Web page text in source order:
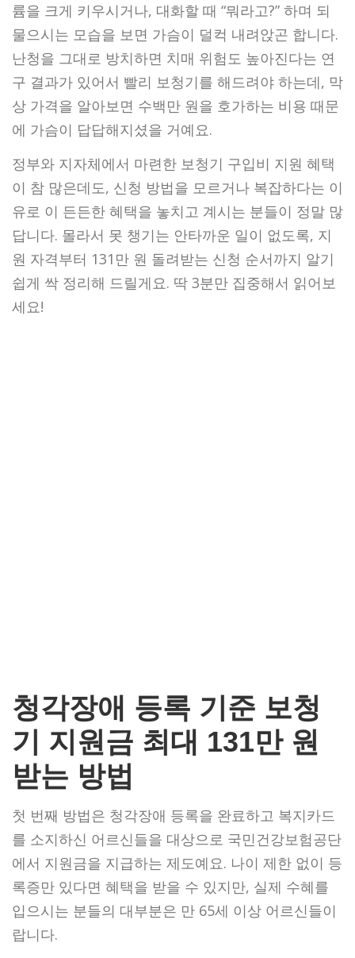
륨을 크게 키우시거나, 대화할 때 “뭐라고?” 하며 되
물으시는 모습을 보면 가슴이 덜컥 내려앉곤 합니다.
난청을 그대로 방치하면 치매 위험도 높아진다는 연
구 결과가 있어서 빨리 보청기를 해드려야 하는데, 막
상 가격을 알아보면 수백만 원을 호가하는 비용 때문
에 가슴이 답답해지셨을 거예요.
정부와 지자체에서 마련한 보청기 구입비 지원 혜택
이 참 많은데도, 신청 방법을 모르거나 복잡하다는 이
유로 이 든든한 혜택을 놓치고 계시는 분들이 정말 많
답니다. 몰라서 못 챙기는 안타까운 일이 없도록, 지
원 자격부터 131만 원 돌려받는 신청 순서까지 알기
쉽게 싹 정리해 드릴게요. 딱 3분만 집중해서 읽어보
세요!
청각장애 등록 기준 보청
기 지원금 최대 131만 원
받는 방법
첫 번째 방법은 청각장애 등록을 완료하고 복지카드
를 소지하신 어르신들을 대상으로 국민건강보험공단
에서 지원금을 지급하는 제도예요. 나이 제한 없이 등
록증만 있다면 혜택을 받을 수 있지만, 실제 수혜를
입으시는 분들의 대부분은 만 65세 이상 어르신들이
랍니다.